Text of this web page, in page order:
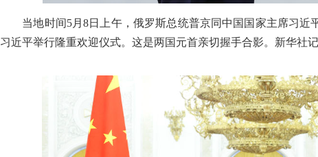
当地时间5月8日上午，俄罗斯总统普京同中国国家主席习
习近平举行隆重欢迎仪式。这是两国元首亲切握手合影。新华社